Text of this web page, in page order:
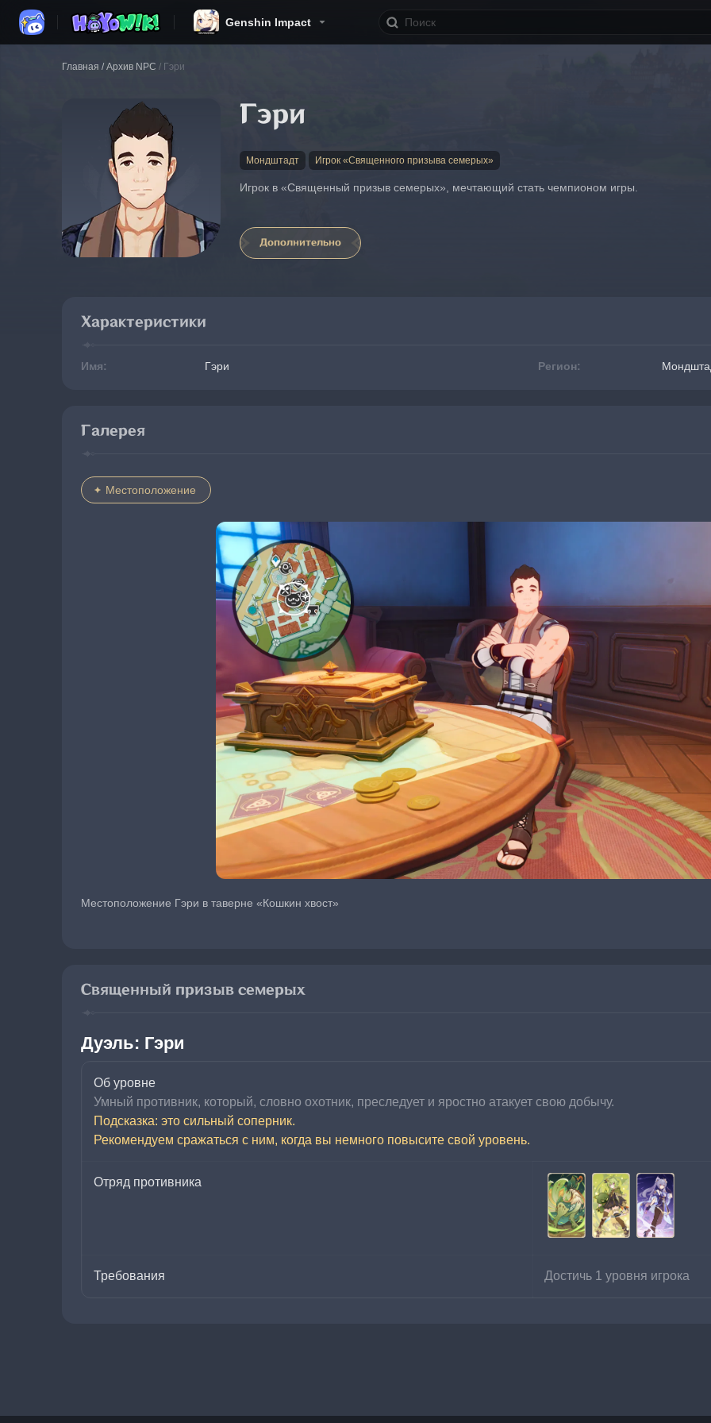
Genshin Impact
Главная / Архив NPC / Гэри
Гэри
Мондштадт Игрок «Священного призыва семерых»
Игрок в «Священный призыв семерых», мечтающий стать чемпионом игры.
Дополнительно
Характеристики
Имя: Гэри Регион:
Галерея
Местоположение
Местоположение Гэри в таверне «Кошкин хвост»
Священный призыв семерых
Дуэль: Гэри
Об уровне
Умный противник, который, словно охотник, преследует и яростно атакует свою добычу.
Подсказка: это сильный соперник.
Рекомендуем сражаться с ним, когда вы немного повысите свой уровень.
Отряд противника
Требования Достичь 1 уровня игрока